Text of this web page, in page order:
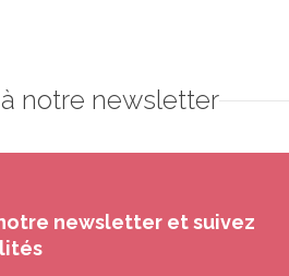
notre newsletter
newsletter et suivez